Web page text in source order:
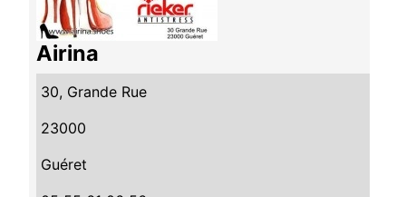
Airina
30, Grande Rue
23000
Guéret